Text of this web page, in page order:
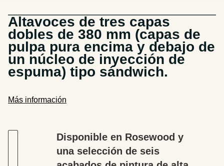
Altavoces de tres capas
dobles de 380 mm (capas de
pulpa pura encima y debajo de
un núcleo de inyección de
espuma) tipo sándwich.
Más información
Disponible en Rosewood y
una selección de seis